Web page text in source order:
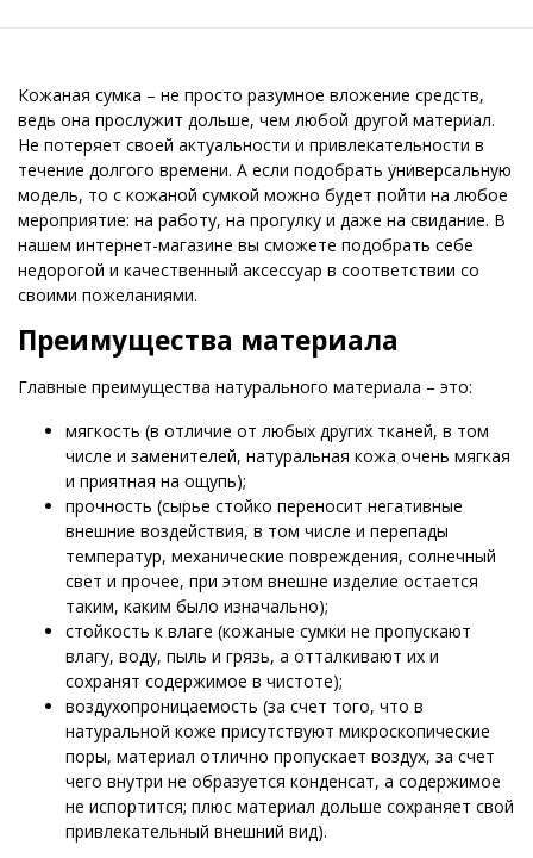
Кожаная сумка – не просто разумное вложение средств,
ведь она прослужит дольше, чем любой другой материал.
Не потеряет своей актуальности и привлекательности в
течение долгого времени. А если подобрать универсальную
модель, то с кожаной сумкой можно будет пойти на любое
мероприятие: на работу, на прогулку и даже на свидание. В
нашем интернет-магазине вы сможете подобрать себе
недорогой и качественный аксессуар в соответствии со
своими пожеланиями.
Преимущества материала
Главные преимущества натурального материала – это:
мягкость (в отличие от любых других тканей, в том
числе и заменителей, натуральная кожа очень мягкая
и приятная на ощупь);
прочность (сырье стойко переносит негативные
внешние воздействия, в том числе и перепады
температур, механические повреждения, солнечный
свет и прочее, при этом внешне изделие остается
таким, каким было изначально);
стойкость к влаге (кожаные сумки не пропускают
влагу, воду, пыль и грязь, а отталкивают их и
сохранят содержимое в чистоте);
воздухопроницаемость (за счет того, что в
натуральной коже присутствуют микроскопические
поры, материал отлично пропускает воздух, за счет
чего внутри не образуется конденсат, а содержимое
не испортится; плюс материал дольше сохраняет свой
привлекательный внешний вид).